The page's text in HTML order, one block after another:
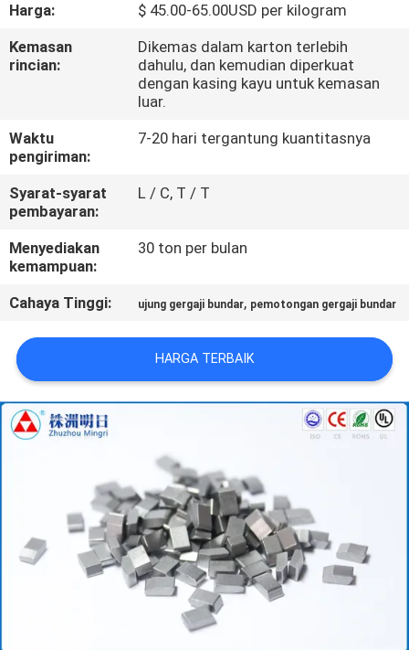
KONTROL
KUALITAS
KAMI
BERITA
QUOTE
SUATU
SITEMAP
PRIVACY
Harga:
$ 45.00-65.00USD per kilogram
Kemasan
rincian:
Dikemas dalam karton terlebih
dahulu, dan kemudian diperkuat
dengan kasing kayu untuk kemasan
luar.
Waktu
pengiriman:
7-20 hari tergantung kuantitasnya
Syarat-syarat
pembayaran:
L / C, T / T
Menyediakan
kemampuan:
30 ton per bulan
Cahaya Tinggi: ujung gergaji bundar, pemotongan gergaji bundar
HARGA TERBAIK